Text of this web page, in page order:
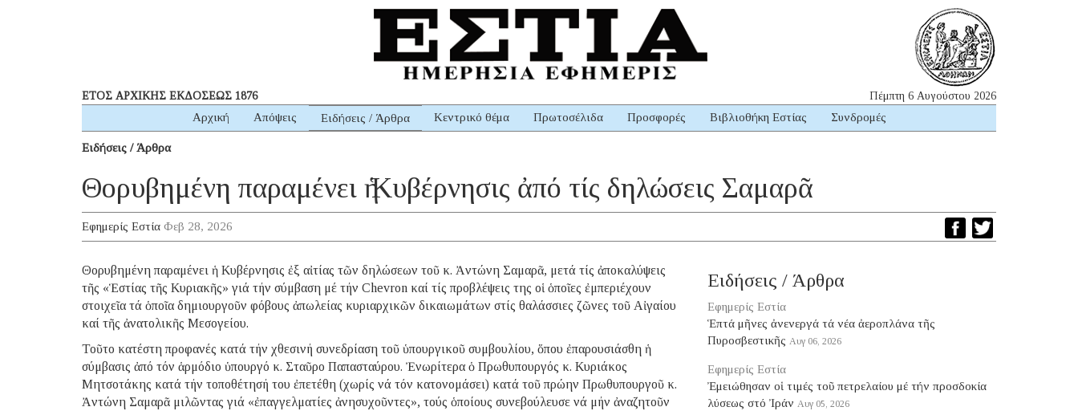
ΕΤΟΣ ΑΡΧΙΚΗΣ ΕΚΔΟΣΕΩΣ 1876 Πέμπτη 6 Αυγούστου 2026
Αρχική Απόψεις Ειδήσεις / Άρθρα Κεντρικό θέμα Πρωτοσέλιδα Προσφορές Βιβλιοθήκη Εστίας Συνδρομές
Ειδήσεις / Άρθρα
Θορυβημένη παραμένει ἡ Κυβέρνησις ἀπό τίς δηλώσεις Σαμαρᾶ
Εφημερίς Εστία Φεβ 28, 2026
Θορυβημένη παραμένει ἡ Κυβέρνησις ἐξ αἰτίας τῶν δηλώσεων τοῦ κ. Ἀντώνη Σαμαρᾶ, μετά τίς ἀποκαλύψεις
τῆς «Ἑστίας τῆς Κυριακῆς» γιά τήν σύμβαση μέ τήν Chevron καί τίς προβλέψεις της οἱ ὁποῖες ἐμπεριέχουν
στοιχεῖα τά ὁποῖα δημιουργοῦν φόβους ἀπωλείας κυριαρχικῶν δικαιωμάτων στίς θαλάσσιες ζῶνες τοῦ Αἰγαίου
καί τῆς ἀνατολικῆς Μεσογείου.
Τοῦτο κατέστη προφανές κατά τήν χθεσινή συνεδρίαση τοῦ ὑπουργικοῦ συμβουλίου, ὅπου ἐπαρουσιάσθη ἡ
σύμβασις ἀπό τόν ἁρμόδιο ὑπουργό κ. Σταῦρο Παπασταύρου. Ἐνωρίτερα ὁ Πρωθυπουργός κ. Κυριάκος
Μητσοτάκης κατά τήν τοποθέτησή του ἐπετέθη (χωρίς νά τόν κατονομάσει) κατά τοῦ πρώην Πρωθυπουργοῦ κ.
Ἀντώνη Σαμαρᾶ μιλῶντας γιά «ἐπαγγελματίες ἀνησυχοῦντες», τούς ὁποίους συνεβούλευσε νά μήν ἀναζητοῦν
Ειδήσεις / Άρθρα
Εφημερίς Εστία
Ἑπτά μῆνες ἀνενεργά τά νέα ἀεροπλάνα τῆς
Πυροσβεστικῆς Αυγ 06, 2026
Εφημερίς Εστία
Ἐμειώθησαν οἱ τιμές τοῦ πετρελαίου μέ τήν προσδοκία
λύσεως στό Ἰράν Αυγ 05, 2026